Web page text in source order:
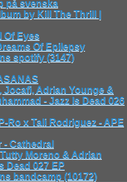
på svenska
by Kill The Thrill |
Of Eyes
Of Epilepsy
spotify (3147)
Jocafi, Adrian Younge &
- Jazz Is Dead 026
Ro x Tali Rodriguez - APE
- Cathedral
Moreno & Adrian
Dead 027 EP
bandcamp (10172)